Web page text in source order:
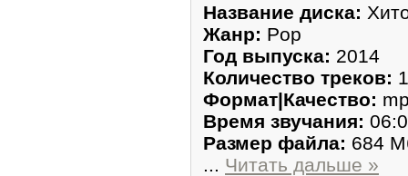
Название диска:
Жанр: Pop
Год выпуска: 2014
Количество треков:
Формат|Качество:
Время звучания:
Размер файла: 684
... Читать дальше »